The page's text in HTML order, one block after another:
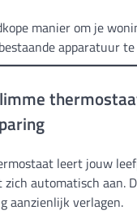
manier om je
apparatuur
leert jouw
zich automatisch aan.
aanzienlijk verlagen.